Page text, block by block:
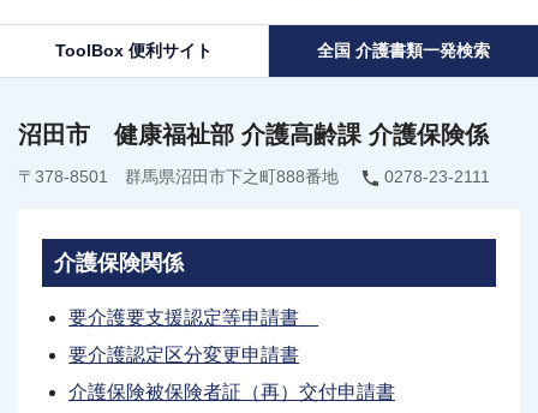
ToolBox 便利サイト 全国 介護書類一発検索
沼田市 健康福祉部 介護高齢課 介護保険係
〒378-8501 群馬県沼田市下之町888番地 0278-23-2111
介護保険関係
要介護要支援認定等申請書
要介護認定区分変更申請書
介護保険被保険者証（再）交付申請書